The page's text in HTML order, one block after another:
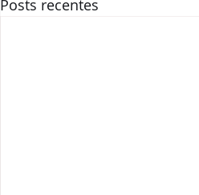
Posts recentes